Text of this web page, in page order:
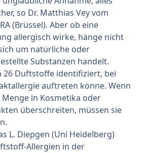
so Dr. Matthias Vey vom
(Brüssel). Aber ob eine
allergisch wirke, hänge nicht
um natürliche oder
Substanzen handelt.
26 Duftstoffe identifiziert, bei
auftreten könne. Wenn
in Kosmetika oder
überschreiten, müssen sie
L. Diepgen (Uni Heidelberg)
Allergien in der